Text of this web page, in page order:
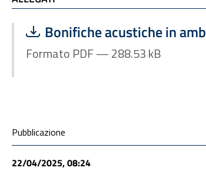
Scarica file:
Bonifiche acustiche in
Formato PDF — 288.53 kB
Condivisione social
Pubblicazione
22/04/2025, 08:24